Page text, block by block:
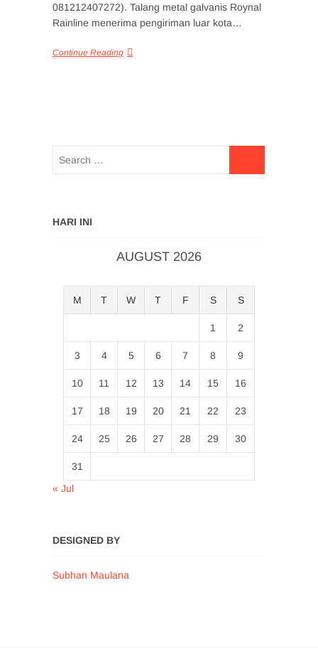
081212407272). Talang metal galvanis Roynal
Rainline menerima pengiriman luar kota…
Continue Reading
HARI INI
AUGUST 2026
M T W T F S S
1 2
3 4 5 6 7 8 9
10 11 12 13 14 15 16
17 18 19 20 21 22 23
24 25 26 27 28 29 30
31
« Jul
DESIGNED BY
Subhan Maulana